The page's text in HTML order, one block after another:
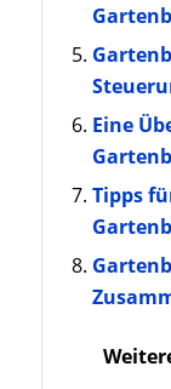
Eine
Tipps